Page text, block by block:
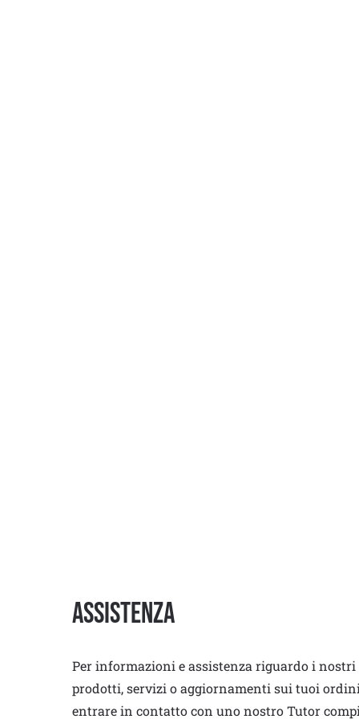
Assistenza
Per informazioni e assistenza riguardo i nostri
prodotti, servizi o aggiornamenti sui tuoi
entrare in contatto con uno nostro Tutor